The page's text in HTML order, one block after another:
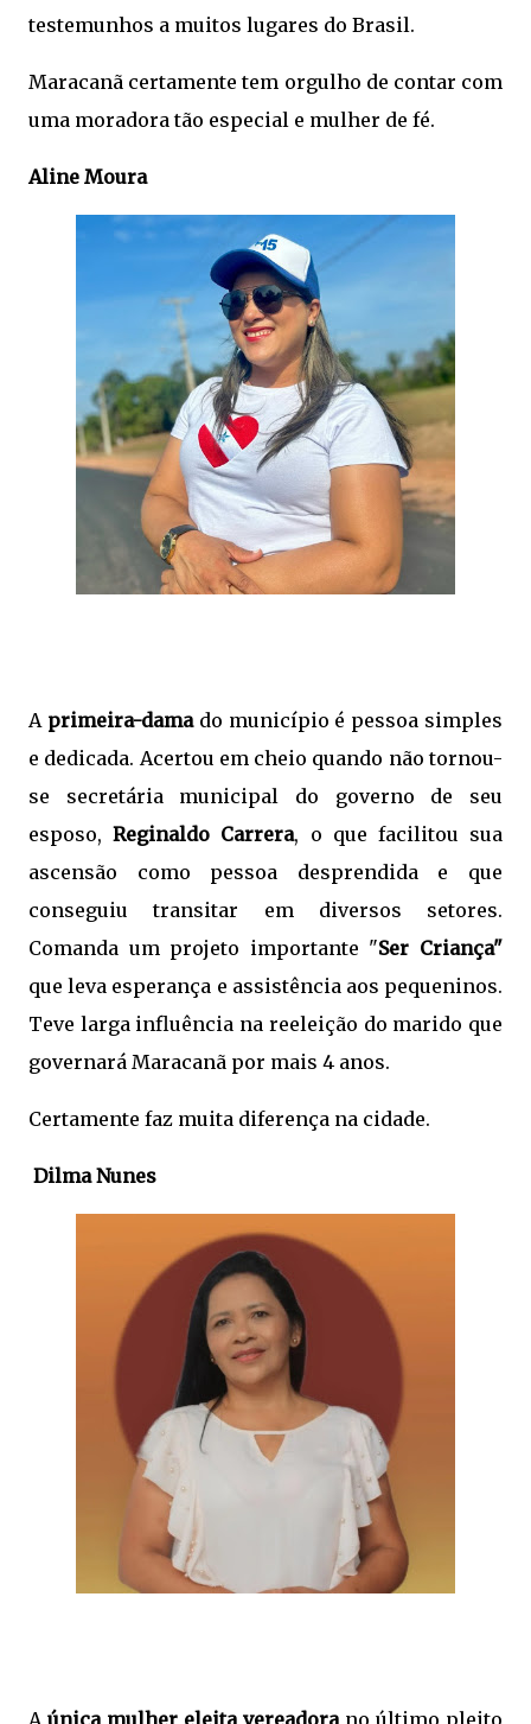
testemunhos a muitos lugares do Brasil.
Maracanã certamente tem orgulho de contar com
uma moradora tão especial e mulher de fé.
Aline Moura
A primeira-damado município é pessoa simples
e dedicada. Acertou em cheio quando não tornou-
se secretária municipal do governo de seu
esposo,Reginaldo Carrera, o que facilitou sua
ascensão como pessoa desprendida e que
conseguiu transitar em diversos setores.
Comanda um projeto importante "Ser Criança"
que leva esperança e assistência aos pequeninos.
Teve larga influência na reeleição do marido que
governará Maracanã por mais 4 anos.
Certamente faz muita diferença na cidade.
Dilma Nunes
A única mulher eleita vereadora no último pleito